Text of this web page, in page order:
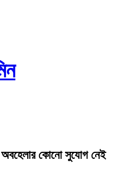
অবহেলার কোনো সুযোগ নেই